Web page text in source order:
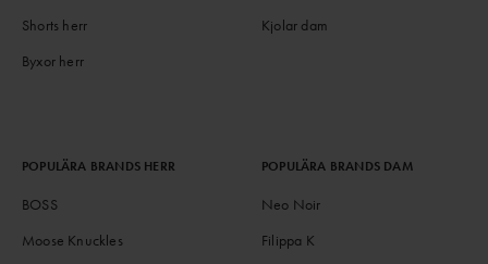
Shorts herr
Byxor herr
Kjolar dam
POPULÄRA BRANDS HERR
BOSS
Moose Knuckles
POPULÄRA BRANDS DAM
Neo Noir
Filippa K